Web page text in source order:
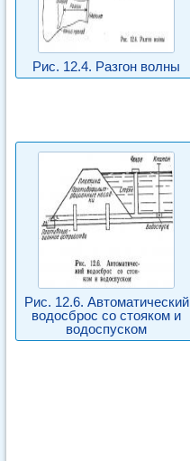
Рис. 12.4. Разгон волны
Рис. 12.6. Автоматический
водосброс со стояком и
водоспуском